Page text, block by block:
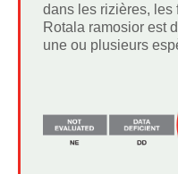
dans les rizières, les
Rotala ramosior est
une ou plusieurs